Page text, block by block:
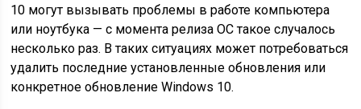
10 могут вызывать проблемы в работе компьютера
или ноутбука — с момента релиза ОС такое случалось
несколько раз. В таких ситуациях может потребоваться
удалить последние установленные обновления или
конкретное обновление Windows 10.